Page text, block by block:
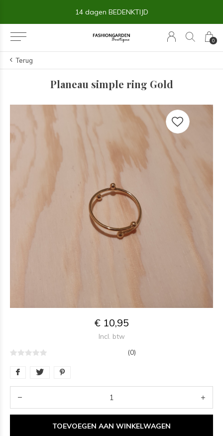
0
14 dagen BEDENKTIJD
Terug
Planeau simple ring Gold
€ 10,95
Incl. btw
(0)
TOEVOEGEN AAN WINKELWAGEN